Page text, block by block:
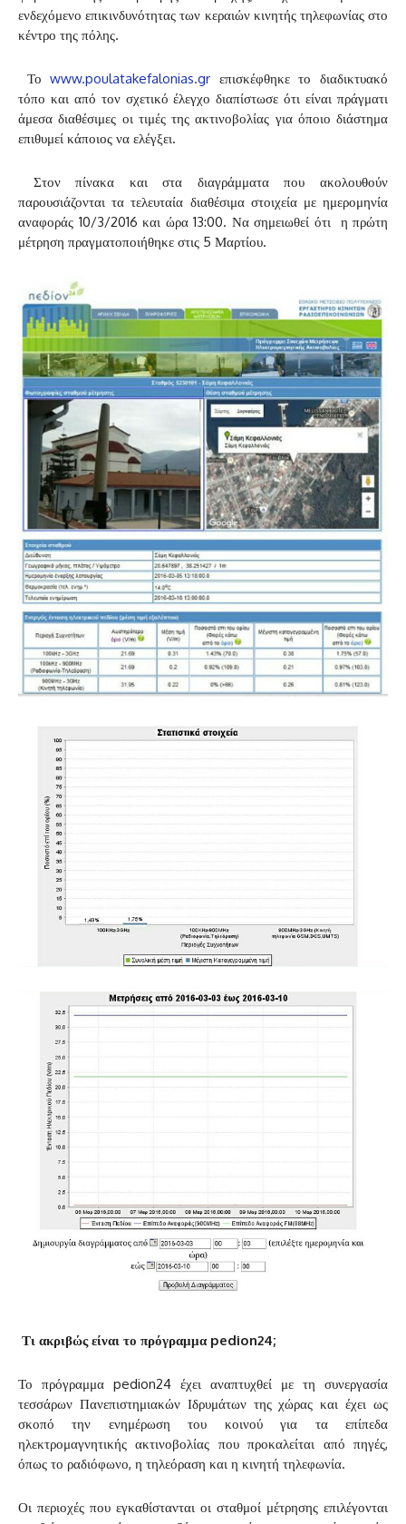
ενδεχόμενο επικινδυνότητας των κεραιών κινητής τηλεφωνίας στο
κέντρο της πόλης.
Τοwww.poulatakefalonias.gr επισκέφθηκε το διαδικτυακό
τόπο και από τον σχετικό έλεγχο διαπίστωσε ότι είναι πράγματι
άμεσα διαθέσιμες οι τιμές της ακτινοβολίας για όποιο διάστημα
επιθυμεί κάποιος να ελέγξει.
Στον πίνακα και στα διαγράμματα που ακολουθούν
παρουσιάζονται τα τελευταία διαθέσιμα στοιχεία με ημερομηνία
αναφοράς 10/3/2016 και ώρα 13:00. Να σημειωθεί ότι η πρώτη
μέτρηση πραγματοποιήθηκε στις 5 Μαρτίου.
Τι ακριβώς είναι το πρόγραμμα pedion24;
Το πρόγραμμα pedion24 έχει αναπτυχθεί με τη συνεργασία
τεσσάρων Πανεπιστημιακών Ιδρυμάτων της χώρας και έχει ως
σκοπό την ενημέρωση του κοινού για τα επίπεδα
ηλεκτρομαγνητικής ακτινοβολίας που προκαλείται από πηγές,
όπως το ραδιόφωνο, η τηλεόραση και η κινητή τηλεφωνία.
Οι περιοχές που εγκαθίστανται οι σταθμοί μέτρησης επιλέγονται